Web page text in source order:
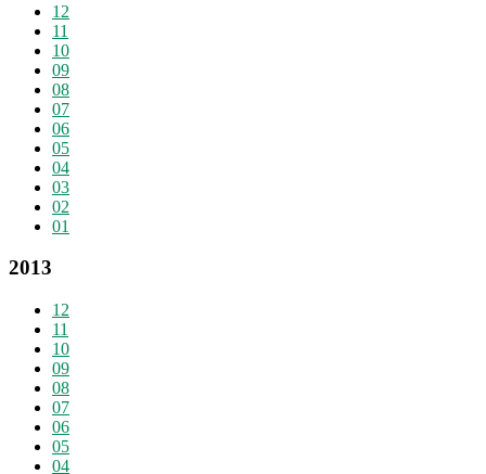
12
11
10
09
08
07
06
05
04
03
02
01
2013
12
11
10
09
08
07
06
05
04